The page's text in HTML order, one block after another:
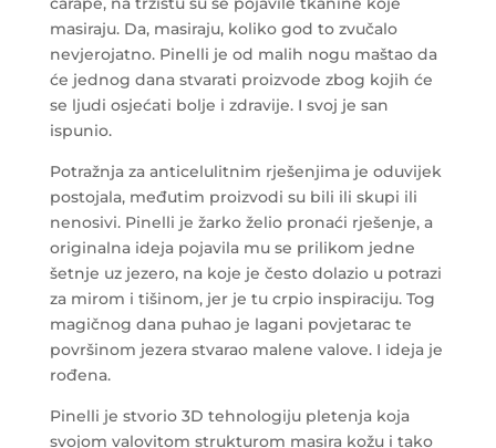
masiraju. Da, masiraju, koliko god to zvučalo
nevjerojatno. Pinelli je od malih nogu maštao da
će jednog dana stvarati proizvode zbog kojih će
se ljudi osjećati bolje i zdravije. I svoj je san
ispunio.
Potražnja za anticelulitnim rješenjima je oduvijek
postojala, međutim proizvodi su bili ili skupi ili
nenosivi. Pinelli je žarko želio pronaći rješenje, a
originalna ideja pojavila mu se prilikom jedne
šetnje uz jezero, na koje je često dolazio u potrazi
za mirom i tišinom, jer je tu crpio inspiraciju. Tog
magičnog dana puhao je lagani povjetarac te
površinom jezera stvarao malene valove. I ideja je
rođena.
Pinelli je stvorio 3D tehnologiju pletenja koja
svojom valovitom strukturom masira kožu i tako